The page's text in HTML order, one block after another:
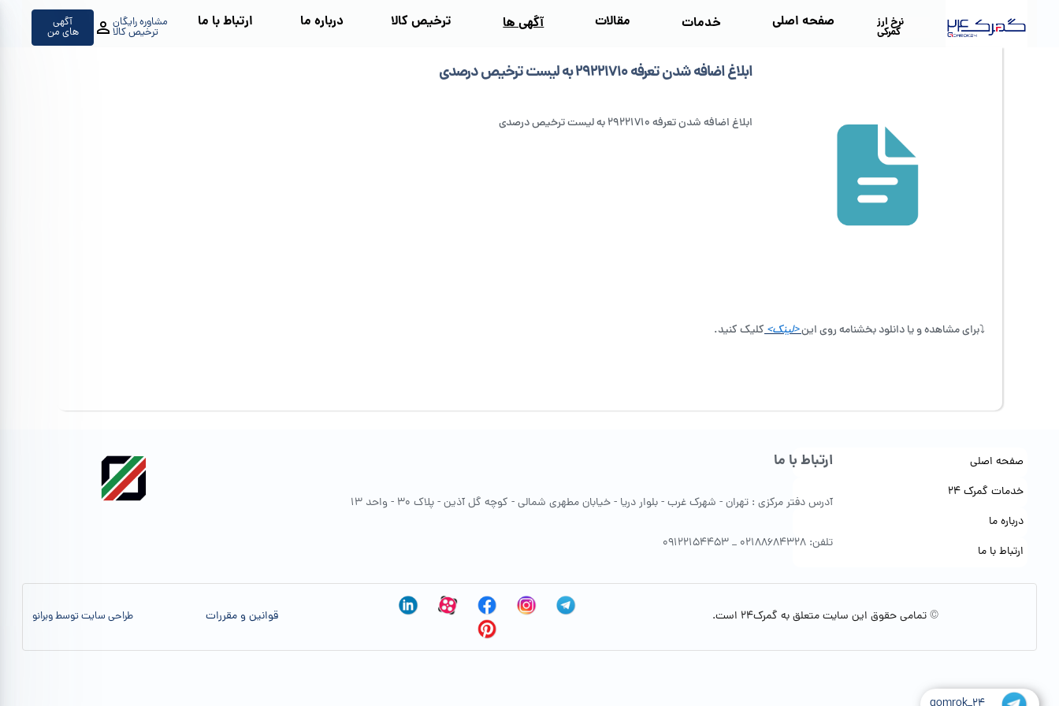
نرخ ارز
گمرکی
صفحه اصلی خدمات مقالات آگهی‌ ها ترخیص کالا درباره ما ارتباط با ما مشاوره رایگان
ترخیص کالا
آگهی
های من
ابلاغ اضافه شدن تعرفه 29221710 به لیست ترخیص درصدی
ابلاغ اضافه شدن تعرفه 29221710 به لیست ترخیص درصدی
⤵️برای مشاهده و یا دانلود بخشنامه روی این<لینک>کلیک کنید.
صفحه اصلی
خدمات گمرک 24
درباره ما
ارتباط با ما
ارتباط با ما
آدرس دفتر مرکزی : تهران - شهرک غرب - بلوار دریا - خیابان مطهری شمالی - کوچه گل آذین - پلاک 30 - واحد 13
تلفن: 02188684328 _ 09122154453
© تمامی حقوق این سایت متعلق به گمرک24 است. قوانین و مقررات طراحی سایت توسط وبرانو